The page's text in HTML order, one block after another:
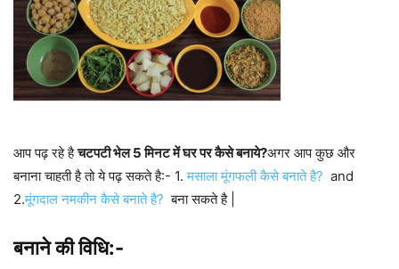
आप पढ़ रहे हैचटपटी भेल 5 मिनट में घर पर कैसे बनाये?अगर आप कुछ और
बनाना चाहती है तो ये पढ़ सकते है:- 1.मसाला मूंगफली कैसे बनाते है? and
2.मूंगदाल नमकीन कैसे बनाते है? बना सकते है |
बनाने की विधि:-